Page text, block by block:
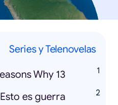
Series y Telenovelas
13 Reasons Why
Esto es guerra